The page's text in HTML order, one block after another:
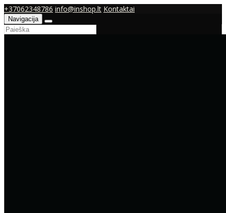
+37062348786 info@inshop.lt Kontaktai
Navigacija